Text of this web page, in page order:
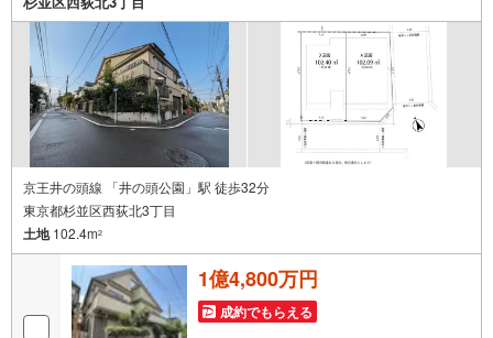
京王井の頭線 「井の頭公園」駅 徒歩32分
東京都杉並区西荻北3丁目
土地102.4m2
1億4,800万円
成約でもらえる